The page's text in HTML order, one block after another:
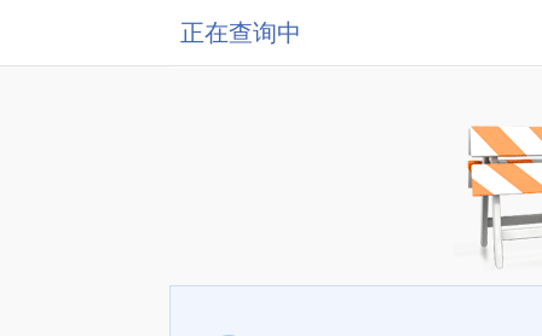
正在查询中